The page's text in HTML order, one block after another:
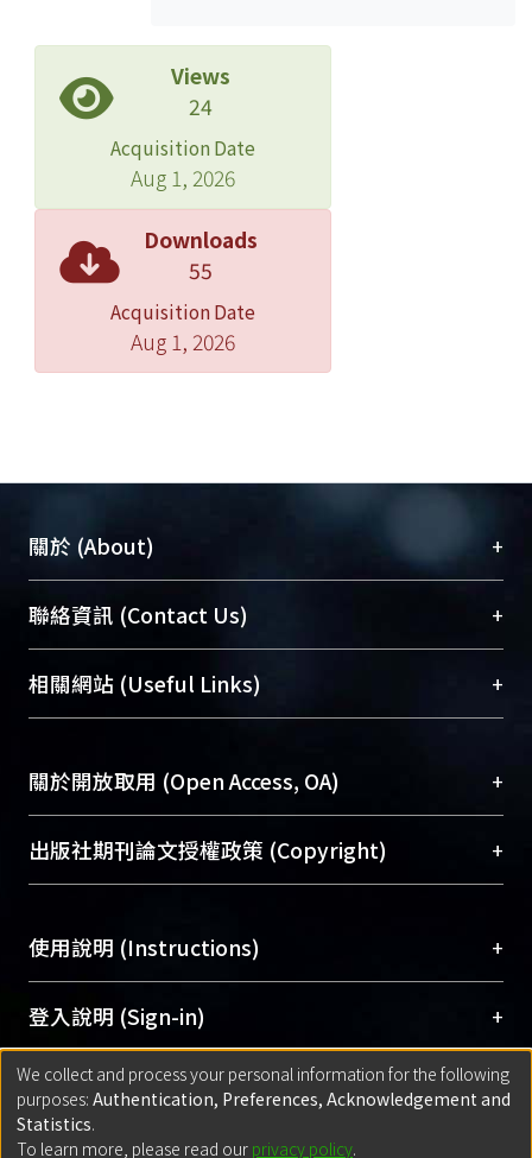
Views
24
Acquisition Date
Aug 1, 2026
Downloads
55
Acquisition Date
Aug 1, 2026
關於 (About) +
臺大位居世界頂尖大學之列，為永久珍藏及向國際
展現本校豐碩的研究成果及學術能量，圖書館整合
機構典藏（NTUR）與學術庫（AH）不同功能平
台，成為臺大學術典藏NTU scholars。期能整合研
成果。
To permanently archive and promote researcher
profiles and scholarly works, Library integrates the
services of “NTU Repository” with “Academic
聯絡資訊 (Contact Us) +
總館學科館員(Main Library)
醫學圖書館學科館員(Medical Library)
Sciences Library)
相關網站 (Useful Links) +
關於開放取用 (Open Access, OA) +
開放取用是從使用者角度提升資訊取用性的社會運
動，應用在學術研究上是透過將研究著作公開供使
用逐年攀升。同時可加速研究發展、提升研究影響
Archive）平台。 （點選深入了解OA）
出版社期刊論文授權政策 (Copyright) +
含部分內容的版權非匯入者所有，或由第三方贊
助與合作完成，請確認該版權所有者及第三方同
意提供此授權。
Please represent that the submission is your
original work, and that you have the right to
grant the rights to upload.
若欲上傳已出版的全文電子檔，可使用
使用說明 (Instructions) +
網站簡介(Quickstart Guide)
使用手冊(Instruction Manual)
線上預約服務(Booking Service)
登入說明 (Sign-in) +
方案一：臺灣大學計算機中心帳號登入
(With C&INC Email Account)
方案二：ORCID帳號登入(With ORCID)
匯入著作 (Submission) +
We collect and process your personal information for the following
purposes: Authentication, Preferences, Acknowledgement and
Statistics.
To learn more, please read our privacy policy.